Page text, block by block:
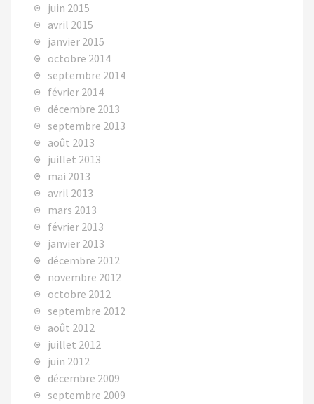
juin 2015
avril 2015
janvier 2015
octobre 2014
septembre 2014
février 2014
décembre 2013
septembre 2013
août 2013
juillet 2013
mai 2013
avril 2013
mars 2013
février 2013
janvier 2013
décembre 2012
novembre 2012
octobre 2012
septembre 2012
août 2012
juillet 2012
juin 2012
décembre 2009
septembre 2009